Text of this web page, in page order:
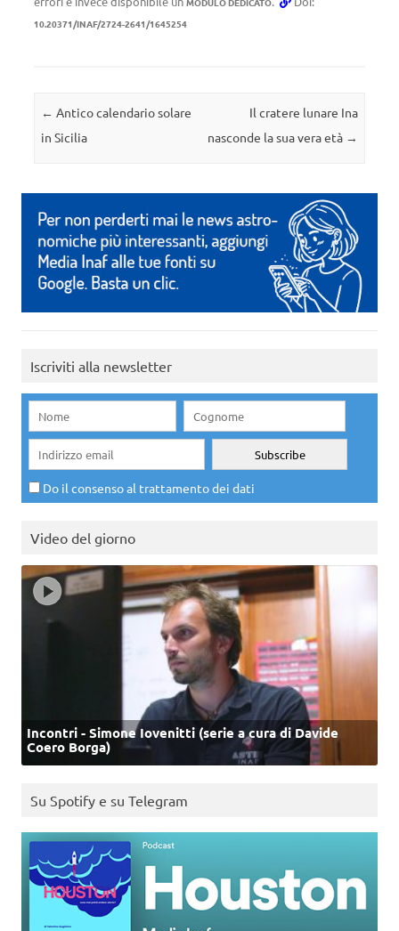
10.20371/INAF/2724-2641/1645254
Navigazione articolo
← Antico calendario solare
in Sicilia
Il cratere lunare Ina
nasconde la sua vera età →
Iscriviti alla newsletter
Do il consenso al trattamento dei dati
Video del giorno
Incontri - Simone Iovenitti (serie a cura di Davide
Coero Borga)
Su Spotify e su Telegram